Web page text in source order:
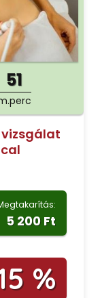
50
5 200 Ft
%